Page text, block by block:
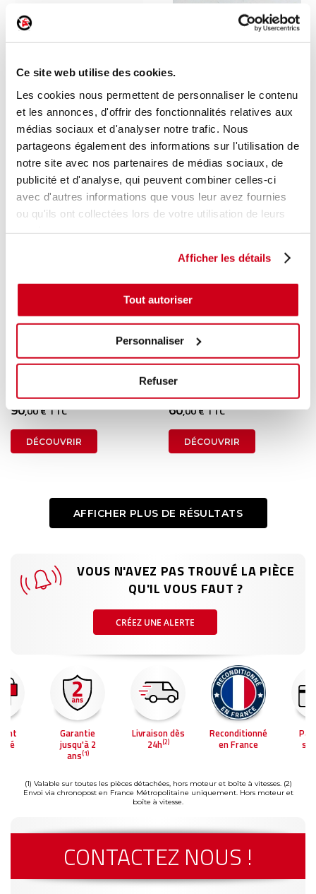
Ce site web utilise des cookies.
Les cookies nous permettent de personnaliser le contenu
et les annonces, d'offrir des fonctionnalités relatives aux
médias sociaux et d'analyser notre trafic. Nous
partageons également des informations sur l'utilisation de
notre site avec nos partenaires de médias sociaux, de
publicité et d'analyse, qui peuvent combiner celles-ci
avec d'autres informations que vous leur avez fournies
ou qu'ils ont collectées lors de votre utilisation de leurs
Afficher les détails
Tout autoriser
Personnaliser
Refuser
PEUGEOT 308 - 2 2017
174 ,00 € TTC
DÉCOUVRIR
SKODA OCTAVIA 1 2001
40 ,00 € TTC
90,00 € TTC
DÉCOUVRIR
Clignotant droit
PORSCHE CAYENNE 1 2006
60,00 € TTC
DÉCOUVRIR
AFFICHER PLUS DE RÉSULTATS
VOUS N'AVEZ PAS TROUVÉ LA PIÈCE
QU'IL VOUS FAUT ?
CRÉEZ UNE ALERTE
Garantie
jusqu'à 2
ans(1)
Livraison dès
24h(2)
Reconditionné
en France
(1) Valable sur toutes les pièces détachées, hors moteur et boîte à vitesses. (2)
Envoi via chronopost en France Métropolitaine uniquement. Hors moteur et
boîte à vitesse.
CONTACTEZ NOUS !